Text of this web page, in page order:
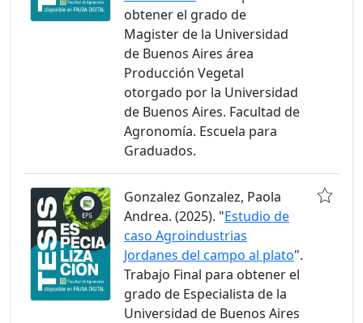
obtener el grado de
Magister de la Universidad
de Buenos Aires área
Producción Vegetal
otorgado por la Universidad
de Buenos Aires. Facultad de
Agronomía. Escuela para
Graduados.
Gonzalez Gonzalez, Paola
Andrea. (2025). "Estudio de
caso Agroindustrias
Jordanes del campo al plato".
Trabajo Final para obtener el
grado de Especialista de la
Universidad de Buenos Aires